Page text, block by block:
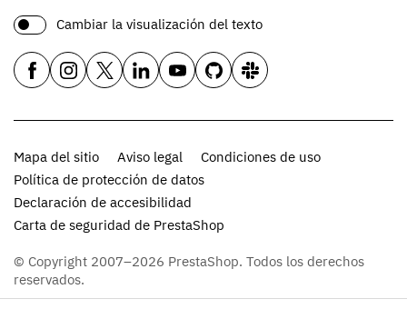
Cambiar la visualización del texto
Mapa del sitio Aviso legal
Condiciones de uso
Política de protección de datos
Declaración de accesibilidad
Carta de seguridad de PrestaShop
© Copyright 2007–2026 PrestaShop. Todos los derechos
reservados.